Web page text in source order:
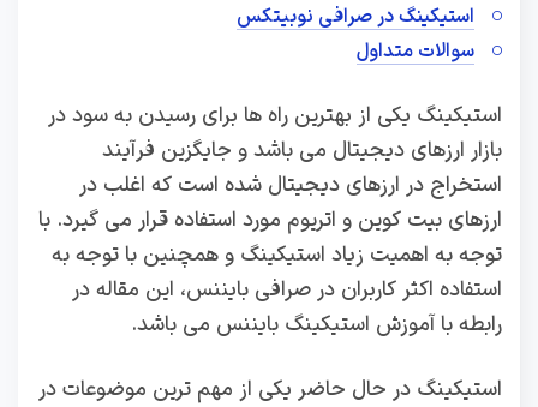
استیکینگ در صرافی نوبیتکس
سوالات متداول
استیکینگ یکی از بهترین راه ها برای رسیدن به سود در
بازار ارزهای دیجیتال می باشد و جایگزین فرآیند
استخراج در ارزهای دیجیتال شده است که اغلب در
ارزهای بیت کوین و اتریوم مورد استفاده قرار می گیرد. با
توجه به اهمیت زیاد استیکینگ و همچنین با توجه به
استفاده اکثر کاربران در صرافی بایننس، این مقاله در
رابطه با آموزش استیکینگ بایننس می باشد.
استیکینگ در حال حاضر یکی از مهم ترین موضوعات در